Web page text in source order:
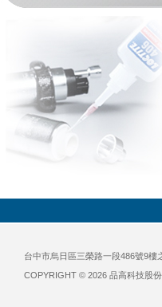
台中市烏日區三榮路一段486號9樓
COPYRIGHT © 2026 品高科技股